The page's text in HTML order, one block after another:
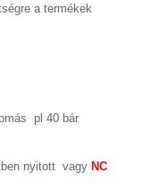
a termékek
pl 40 bár
nyitott vagy NC